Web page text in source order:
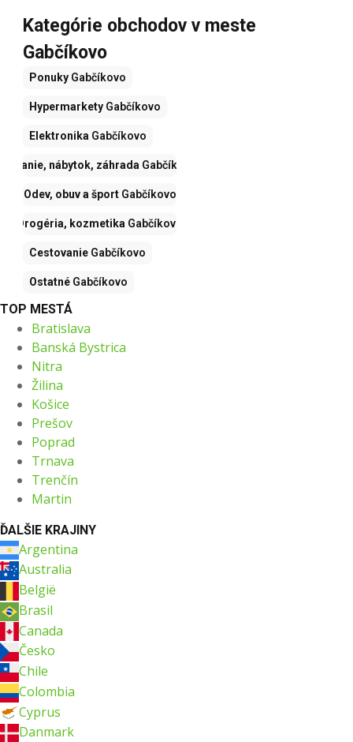
Kategórie obchodov v meste
Gabčíkovo
Ponuky Gabčíkovo
Hypermarkety Gabčíkovo
Elektronika Gabčíkovo
Bývanie, nábytok, záhrada Gabčíkovo
Odev, obuv a športGabčíkovo
Drogéria, kozmetika Gabčíkovo
Cestovanie Gabčíkovo
Ostatné Gabčíkovo
TOP MESTÁ
Bratislava
Banská Bystrica
Nitra
Žilina
Košice
Prešov
Poprad
Trnava
Trenčín
Martin
ĎALŠIE KRAJINY
Argentina
Australia
België
Brasil
Canada
Česko
Chile
Colombia
Cyprus
Danmark